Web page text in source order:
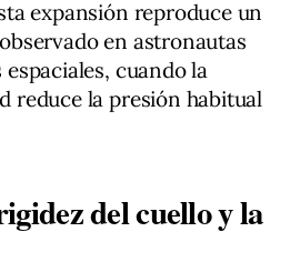
expansión reproduce un
en astronautas
cuando la
reduce la presión habitual
del cuello y la